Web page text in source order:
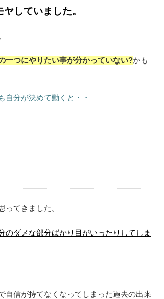
していました。
一つにやりたい事が分かっていない?かも
自分が決めて動くと・・
てきました。
のダメな部分ばかり目がいったりしてしま
自信が持てなくなってしまった過去の出来